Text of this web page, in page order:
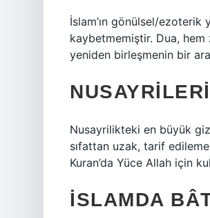
İslam’ın gönülsel/ezoterik
kaybetmemiştir. Dua, hem
yeniden birleşmenin bir
Nusayrilikteki en büyük
sıfattan uzak, tarif
Kuran’da Yüce Allah için
İSLAMDA